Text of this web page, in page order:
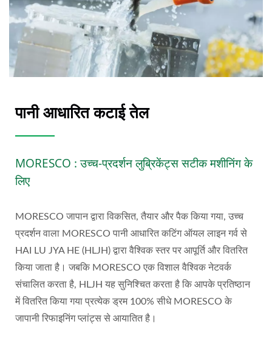
पानी आधारित कटाई तेल
MORESCO : उच्च-प्रदर्शन लुब्रिकेंट्स सटीक मशीनिंग के
लिए
MORESCO जापान द्वारा विकसित, तैयार और पैक किया गया, उच्च
प्रदर्शन वाला MORESCO पानी आधारित कटिंग ऑयल लाइन गर्व से
HAI LU JYA HE (HLJH) द्वारा वैश्विक स्तर पर आपूर्ति और वितरित
किया जाता है। जबकि MORESCO एक विशाल वैश्विक नेटवर्क
संचालित करता है, HLJH यह सुनिश्चित करता है कि आपके प्रतिष्ठान
में वितरित किया गया प्रत्येक ड्रम 100% सीधे MORESCO के
जापानी रिफाइनिंग प्लांट्स से आयातित है।